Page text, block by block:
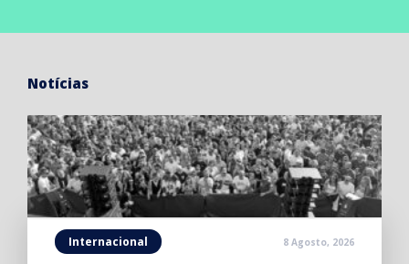
Notícias
Internacional 8 Agosto, 2026